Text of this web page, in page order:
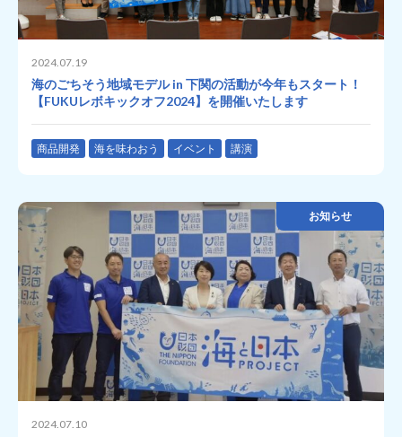
2024.07.19
海のごちそう地域モデル in 下関の活動が今年もスタート！
【FUKUレボキックオフ2024】を開催いたします
商品開発 海を味わおう イベント 講演
お知らせ
2024.07.10